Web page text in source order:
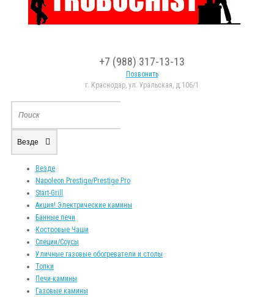
+7 (988) 317-13-13
Позвонить
г. Краснодар, ул. Уральская, д.106/1
Везде
Везде
Napoleon Prestige/Prestige Pro
Start-Grill
Акция! Электрические камины
Банные печи
Костровые Чаши
Специи/Соусы
Уличные газовые обогреватели и столы
Топки
Печи-камины
Газовые камины